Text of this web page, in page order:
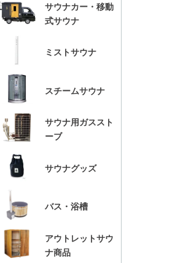
サウナカー・移動
式サウナ
ミストサウナ
スチームサウナ
サウナ用ガススト
ーブ
サウナグッズ
バス・浴槽
アウトレットサウ
ナ商品